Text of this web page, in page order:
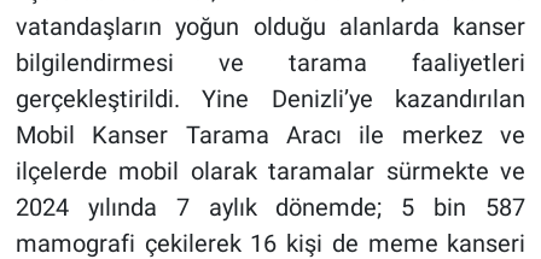
vatandaşların yoğun olduğu alanlarda kanser
bilgilendirmesi ve tarama faaliyetleri
gerçekleştirildi. Yine
Denizli’ye kazandırılan
Mobil Kanser Tarama Aracı ile merkez ve
ilçelerde mobil olarak taramalar sürmekte ve
2024 yılında 7 aylık dönemde; 5 bin 587
mamografi çekilerek 16 kişi de meme kanseri